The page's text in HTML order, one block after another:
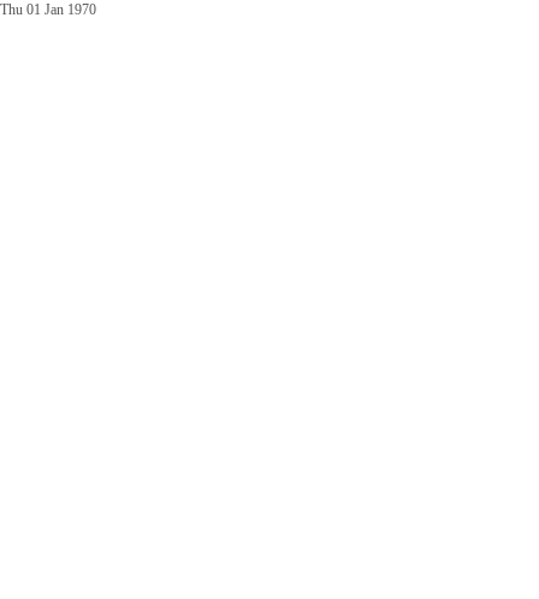
Thu 01 Jan 1970